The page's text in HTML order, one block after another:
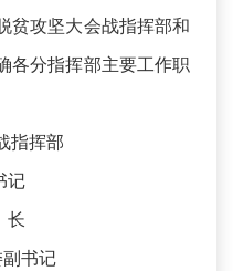
贫攻坚大会战指挥部和
各分指挥部主要工作职
指挥部
记
书记